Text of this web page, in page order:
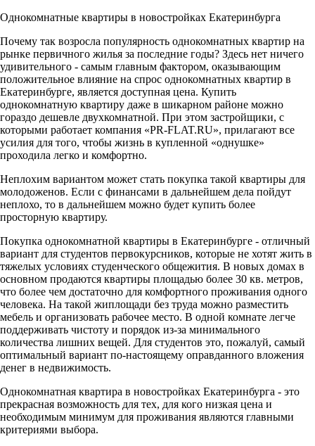
Однокомнатные квартиры в новостройках Екатеринбурга
Почему так возросла популярность однокомнатных квартир на
рынке первичного жилья за последние годы? Здесь нет ничего
удивительного - самым главным фактором, оказывающим
положительное влияние на спрос однокомнатных квартир в
Екатеринбурге, является доступная цена. Купить
однокомнатную квартиру даже в шикарном районе можно
гораздо дешевле двухкомнатной. При этом застройщики, с
которыми работает компания «PR-FLAT.RU», прилагают все
усилия для того, чтобы жизнь в купленной «однушке»
проходила легко и комфортно.
Неплохим вариантом может стать покупка такой квартиры для
молодоженов. Если с финансами в дальнейшем дела пойдут
неплохо, то в дальнейшем можно будет купить более
просторную квартиру.
Покупка однокомнатной квартиры в Екатеринбурге - отличный
вариант для студентов первокурсников, которые не хотят жить в
тяжелых условиях студенческого общежития. В новых домах в
основном продаются квартиры площадью более 30 кв. метров,
что более чем достаточно для комфортного проживания одного
человека. На такой жиплощади без труда можно разместить
мебель и организовать рабочее место. В одной комнате легче
поддерживать чистоту и порядок из-за минимального
количества лишних вещей. Для студентов это, пожалуй, самый
оптимальный вариант по-настоящему оправданного вложения
денег в недвижимость.
Однокомнатная квартира в новостройках Екатеринбурга - это
прекрасная возможность для тех, для кого низкая цена и
необходимым минимум для проживания являются главными
критериями выбора.